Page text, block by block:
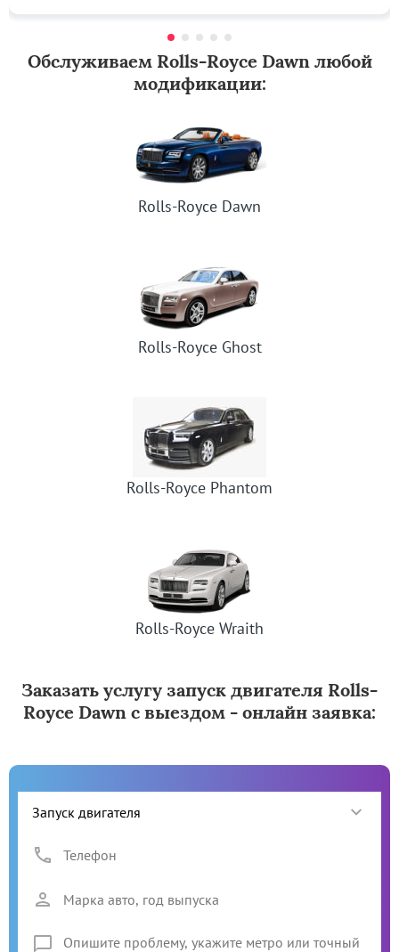
Обслуживаем Rolls-Royce Dawn любой
модификации:
Rolls-Royce Dawn
Rolls-Royce Ghost
Rolls-Royce Phantom
Rolls-Royce Wraith
Заказать услугу запуск двигателя Rolls-
Royce Dawn с выездом - онлайн заявка: